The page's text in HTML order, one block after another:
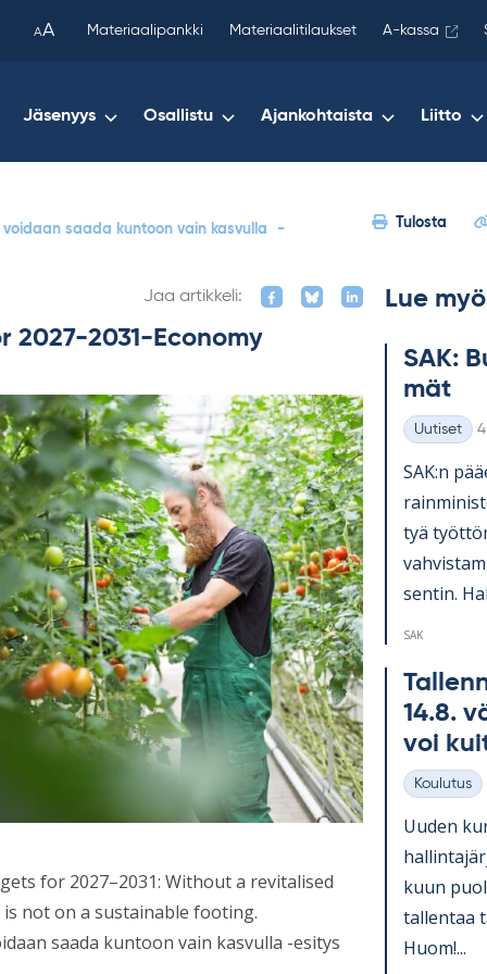
AA Materiaalipankki Materiaalitilaukset A-kassa
Jäsenyys Osallistu Ajankohtaista Liitto
voidaan saada kuntoon vain kasvulla
-
Tulosta
Jaa artikkeli:
2027-2031-Economy
for 2027–2031: Without a revitalised
not on a sustainable footing.
saada kuntoon vain kasvulla -esitys
Lue
SAK:
mät
Kategoriat
Uutiset
SAK:n
tyä
sen­tin.
SAK
14.8.
voi
Kategoriat
Koulutus
Uu­den
kuun
tal­len­taa
Huom!...
copied
your
clipboard.)